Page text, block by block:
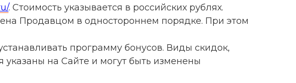
. Стоимость указывается в российских рублях.
Продавцом в одностороннем порядке. При этом
программу бонусов. Виды скидок,
на Сайте и могут быть изменены